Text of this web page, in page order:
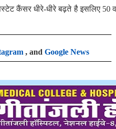
कैंसर धीरे-धीरे बढ़ते है इसलिए 50
, and Google News